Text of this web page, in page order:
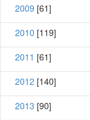
2009 [61]
2010 [119]
2011 [61]
2012 [140]
2013 [90]